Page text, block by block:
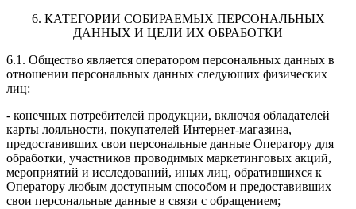
6. КАТЕГОРИИ СОБИРАЕМЫХ ПЕРСОНАЛЬНЫХ
ДАННЫХ И ЦЕЛИ ИХ ОБРАБОТКИ
6.1. Общество является оператором персональных данных в
отношении персональных данных следующих физических
лиц:
- конечных потребителей продукции, включая обладателей
карты лояльности, покупателей Интернет-магазина,
предоставивших свои персональные данные Оператору для
обработки, участников проводимых маркетинговых акций,
мероприятий и исследований, иных лиц, обратившихся к
Оператору любым доступным способом и предоставивших
свои персональные данные в связи с обращением;